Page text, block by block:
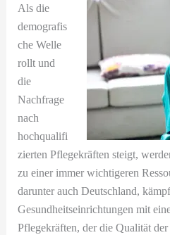
Als die
demografis
che Welle
rollt und
die
Nachfrage
nach
hochqualifi
zierten Pflegekräften steigt,
zu einer immer wichtigeren
darunter auch Deutschland,
Gesundheitseinrichtungen mit
Pflegekräften, der die Qualität